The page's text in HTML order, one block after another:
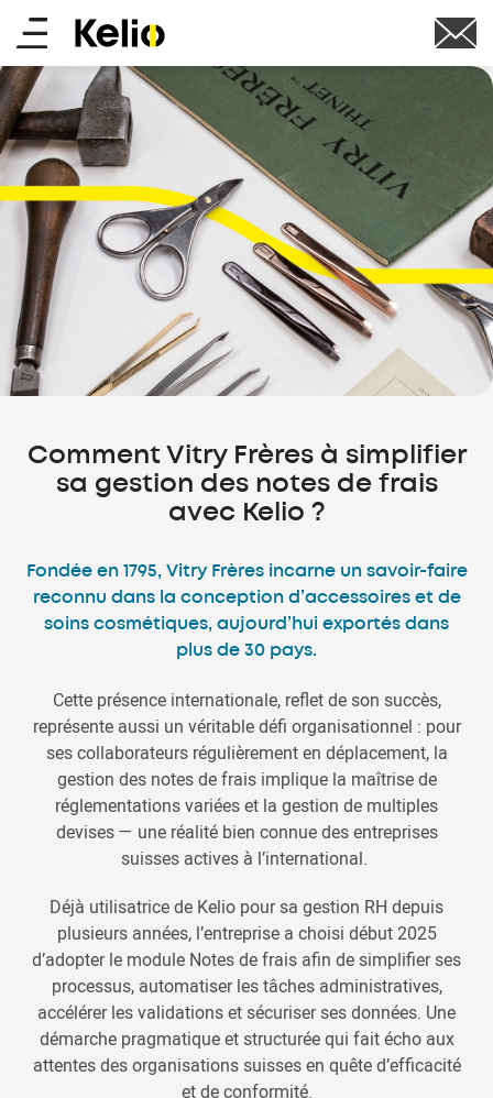
Aller
au
contenu
principal
Main
menu
Comment Vitry Frères à simplifier
sa gestion des notes de frais
avec Kelio ?
Fondée en 1795, Vitry Frères incarne un savoir-faire
reconnu dans la conception d’accessoires et de
soins cosmétiques, aujourd’hui exportés dans
plus de 30 pays.
Cette présence internationale, reflet de son succès,
représente aussi un véritable défi organisationnel : pour
ses collaborateurs régulièrement en déplacement, la
gestion des notes de frais implique la maîtrise de
réglementations variées et la gestion de multiples
devises — une réalité bien connue des entreprises
suisses actives à l’international.
Déjà utilisatrice de Kelio pour sa gestion RH depuis
plusieurs années, l’entreprise a choisi début 2025
d’adopter le module Notes de frais afin de simplifier ses
processus, automatiser les tâches administratives,
accélérer les validations et sécuriser ses données. Une
démarche pragmatique et structurée qui fait écho aux
attentes des organisations suisses en quête d’efficacité
et de conformité.